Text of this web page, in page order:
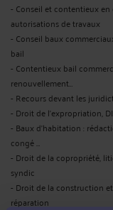
- Conseil et contentieux
autorisations de travaux
- Conseil baux
bail
- Contentieux bail
renouvellement…
- Recours devant les
- Droit de l’expropriation,
- Baux d’habitation :
congé …
- Droit de la copropriété,
syndic
- Droit de la construction
réparation